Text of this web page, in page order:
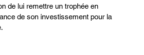
de lui remettre un trophée en
de son investissement pour la